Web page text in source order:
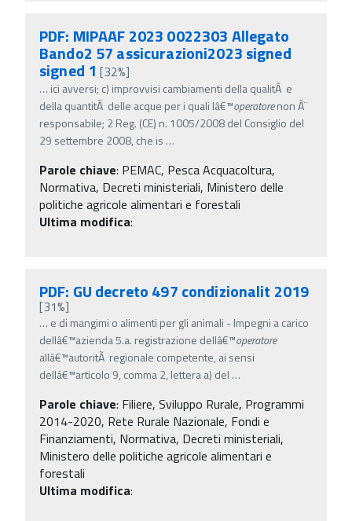
PDF: MIPAAF 2023 0022303 Allegato
Bando2 57 assicurazioni2023 signed
signed 1[32%]
… ici avversi; c) improvvisi cambiamenti della qualitÃ e
della quantitÃ delle acque per i quali lâ€™operatorenon Ã¨
responsabile; 2 Reg. (CE) n. 1005/2008 del Consiglio del
29 settembre 2008, che is …
Parole chiave: PEMAC, Pesca Acquacoltura,
Normativa, Decreti ministeriali, Ministero delle
politiche agricole alimentari e forestali
Ultima modifica:
PDF: GU decreto 497 condizionalit 2019
[31%]
… e di mangimi o alimenti per gli animali - Impegni a carico
dellâ€™azienda 5.a. registrazione dellâ€™operatore
allâ€™autoritÃ regionale competente, ai sensi
dellâ€™articolo 9, comma 2, lettera a) del …
Parole chiave: Filiere, Sviluppo Rurale, Programmi
2014-2020, Rete Rurale Nazionale, Fondi e
Finanziamenti, Normativa, Decreti ministeriali,
Ministero delle politiche agricole alimentari e
forestali
Ultima modifica: